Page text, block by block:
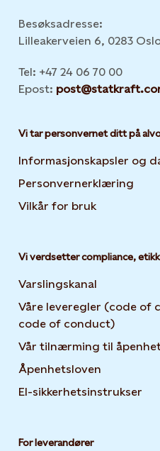
Besøksadresse:
Lilleakerveien 6, 0283
Tel: +47 24 06 70 00
Epost:
Vi tar personvernet ditt på
Informasjonskapsler og
Personvernerklæring
Vilkår for bruk
Vi verdsetter compliance,
Varslingskanal
Våre leveregler (code of
code of conduct)
Vår tilnærming til
Åpenhetsloven
El-sikkerhetsinstrukser
For leverandører